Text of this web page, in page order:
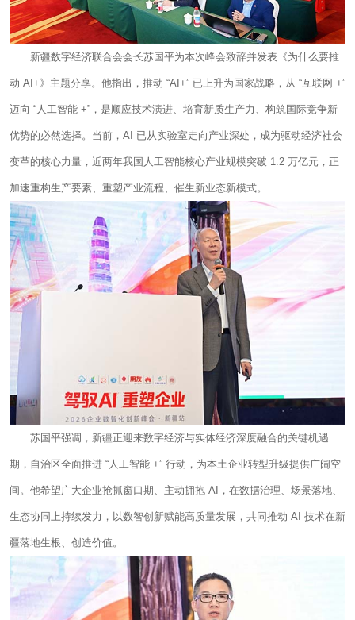
新疆数字经济联合会会长苏国平为本次峰会致辞并发表《为什么要推
动 AI+》主题分享。他指出，推动 “AI+” 已上升为国家战略，从 “互联网 +”
迈向 “人工智能 +”，是顺应技术演进、培育新质生产力、构筑国际竞争新
优势的必然选择。当前，AI 已从实验室走向产业深处，成为驱动经济社会
变革的核心力量，近两年我国人工智能核心产业规模突破 1.2 万亿元，正
加速重构生产要素、重塑产业流程、催生新业态新模式。
苏国平强调，新疆正迎来数字经济与实体经济深度融合的关键机遇
期，自治区全面推进 “人工智能 +” 行动，为本土企业转型升级提供广阔空
间。他希望广大企业抢抓窗口期、主动拥抱 AI，在数据治理、场景落地、
生态协同上持续发力，以数智创新赋能高质量发展，共同推动 AI 技术在新
疆落地生根、创造价值。